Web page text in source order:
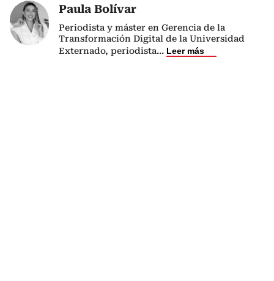
Paula Bolívar
Periodista y máster en Gerencia de la
Transformación Digital de la Universidad
Externado, periodista... Leer más